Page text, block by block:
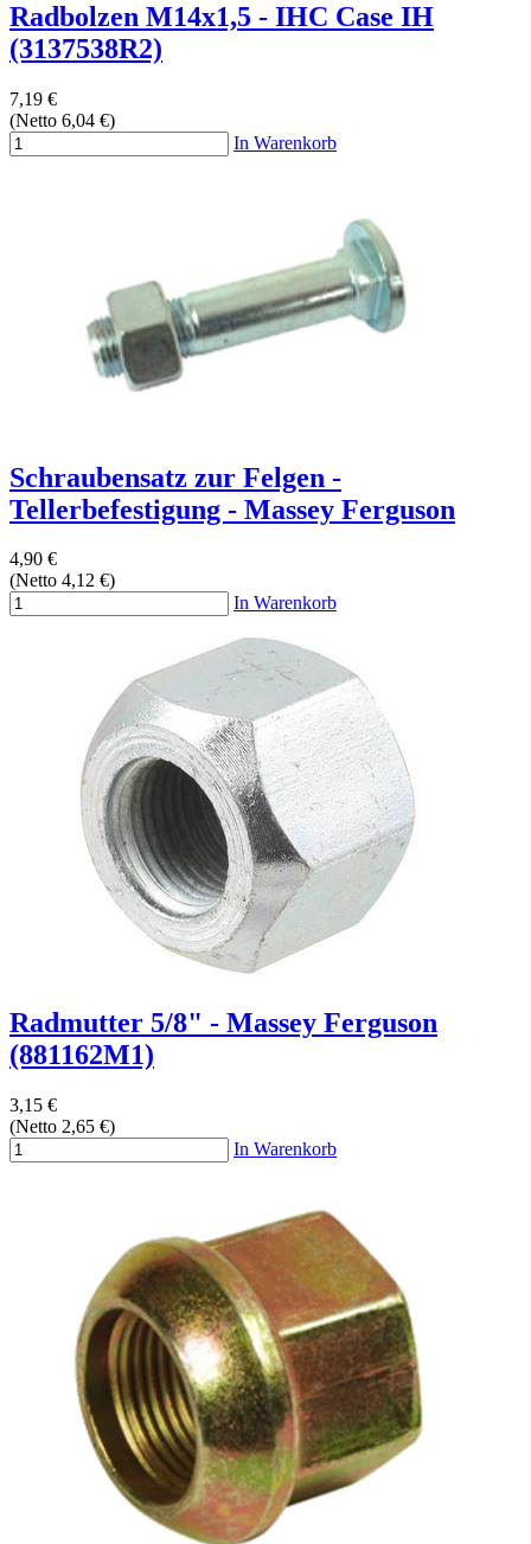
Radbolzen M14x1,5 - IHC Case IH
(3137538R2)
7,19 €
(Netto 6,04 €)
In Warenkorb
Schraubensatz zur Felgen -
Tellerbefestigung - Massey Ferguson
4,90 €
(Netto 4,12 €)
In Warenkorb
Radmutter 5/8" - Massey Ferguson
(881162M1)
3,15 €
(Netto 2,65 €)
In Warenkorb